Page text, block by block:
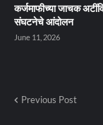
कर्जमाफीच्या जाचक
संघटनेचे आंदोलन
June 11, 2026
Previous Post